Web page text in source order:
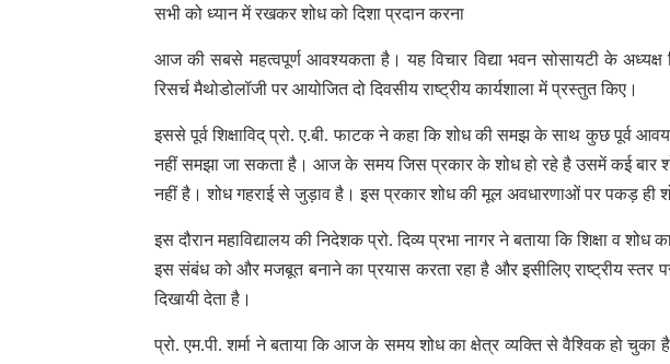
सभी को ध्यान में रखकर शोध को दिशा प्रदान करना
आज की सबसे महत्वपूर्ण आवश्यकता है। यह विचार विद्या भवन सोसायटी के अध्यक्ष
रिसर्च मैथोडोलॉजी पर आयोजित दो दिवसीय राष्ट्रीय कार्यशाला में प्रस्तुत किए।
इससे पूर्व शिक्षाविद् प्रो. ए.बी. फाटक ने कहा कि शोध की समझ के साथ कुछ पूर्व
नहीं समझा जा सकता है। आज के समय जिस प्रकार के शोध हो रहे है उसमें कई बार
नहीं है। शोध गहराई से जुड़ाव है। इस प्रकार शोध की मूल अवधारणाओं पर पकड़ ही
इस दौरान महाविद्यालय की निदेशक प्रो. दिव्य प्रभा नागर ने बताया कि शिक्षा व शोध
इस संबंध को और मजबूत बनाने का प्रयास करता रहा है और इसीलिए राष्ट्रीय स्तर
दिखायी देता है।
प्रो. एम.पी. शर्मा ने बताया कि आज के समय शोध का क्षेत्र व्यक्ति से वैश्विक हो चुका